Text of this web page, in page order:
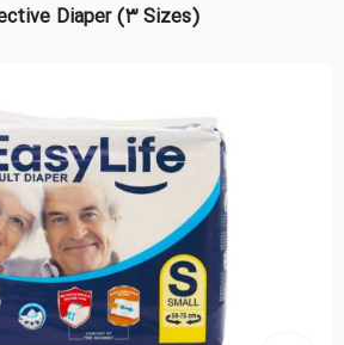
(Easy Life Adult Protective Diaper (3 Sizes